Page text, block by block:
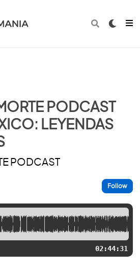
PODCAST
LEYENDAS
PODCAST
Follow
02:44:31